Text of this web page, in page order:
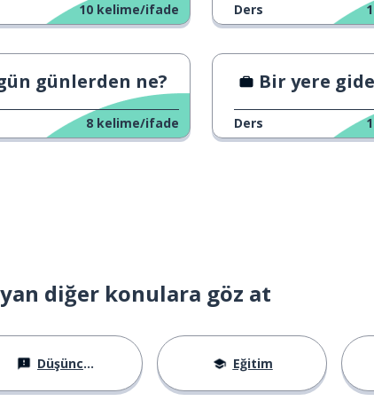
10 kelime/ifade Ders
günlerden ne?
8 kelime/ifade
Bir yere
Ders
diğer konulara göz at
Düşünceler Eğitim